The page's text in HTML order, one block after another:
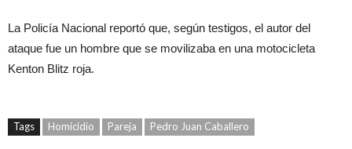
La Policía Nacional reportó que, según testigos, el autor del
ataque fue un hombre que se movilizaba en una motocicleta
Kenton Blitz roja.
Tags Homicidio Pareja Pedro Juan Caballero